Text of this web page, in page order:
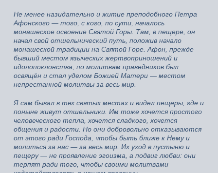
Не менее назидательно и житие преподобного Петра
Афонского — того, с кого, по сути, началось
монашеское освоение Святой Горы. Там, в пещере, он
начал свой отшельнический путь, положив начало
монашеской традиции на Святой Горе. Афон, прежде
бывший местом языческих жертвоприношений и
идолопоклонства, по молитвам праведников был
освящён и стал уделом Божией Матери — местом
непрестанной молитвы за весь мир.
Я сам бывал в тех святых местах и видел пещеры, где и
поныне живут отшельники. Им тоже хочется простого
человеческого тепла, хочется сладкого, хочется
общения и радости. Но они добровольно отказываются
от этого ради Господа, чтобы быть ближе к Нему и
молиться за нас — за весь мир. Их уход в пустыню и
пещеру — не проявление эгоизма, а подвиг любви: они
терпят ради того, чтобы своими молитвами